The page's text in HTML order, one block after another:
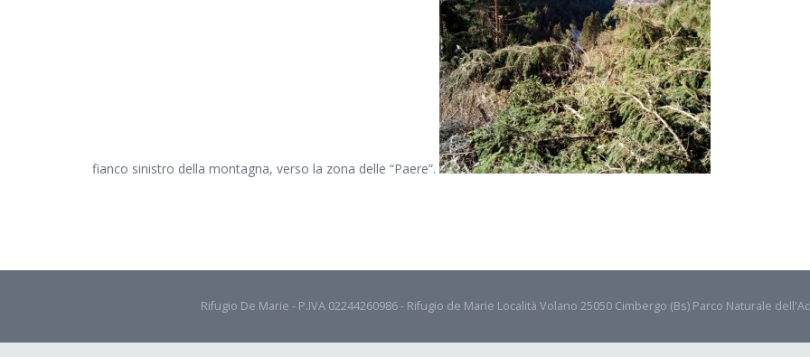
fianco sinistro della montagna, verso la zona delle “Paere”.
Rifugio De Marie - P.IVA 02244260986 - Rifugio de Marie Località Volano 25050 Cimbergo (Bs) Parco Naturale